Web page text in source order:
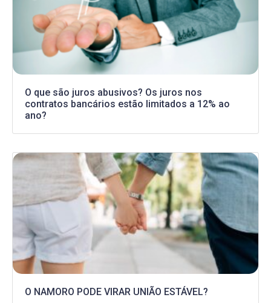
O que são juros abusivos? Os juros nos
contratos bancários estão limitados a 12% ao
ano?
O NAMORO PODE VIRAR UNIÃO ESTÁVEL?